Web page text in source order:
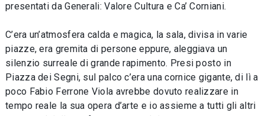
presentati da Generali: Valore Cultura e Ca’ Corniani.
C’era un’atmosfera calda e magica, la sala, divisa in varie
piazze, era gremita di persone eppure, aleggiava un
silenzio surreale di grande rapimento. Presi posto in
Piazza dei Segni, sul palco c’era una cornice gigante, di lì a
poco Fabio Ferrone Viola avrebbe dovuto realizzare in
tempo reale la sua opera d’arte e io assieme a tutti gli altri